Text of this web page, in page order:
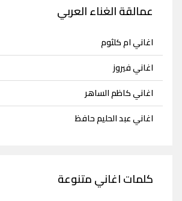
عمالقة الغناء العربي
اغاني ام كلثوم
اغاني فيروز
اغاني كاظم الساهر
اغاني عبد الحليم حافظ
كلمات اغاني متنوعة